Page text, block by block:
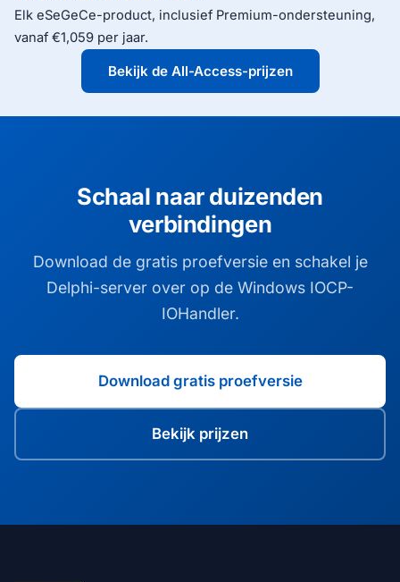
Elk eSeGeCe-product, inclusief Premium-ondersteuning,
vanaf €1,059 per jaar.
Bekijk de All-Access-prijzen
Schaal naar duizenden
verbindingen
Download de gratis proefversie en schakel je
Delphi-server over op de Windows IOCP-
IOHandler.
Download gratis proefversie
Bekijk prijzen